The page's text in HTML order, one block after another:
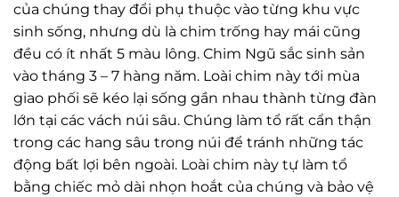
của chúng thay đổi phụ thuộc vào từng khu vực
sinh sống, nhưng dù là chim trống hay mái cũng
đều có ít nhất 5 màu lông. Chim Ngũ sắc sinh sản
vào tháng 3 – 7 hàng năm. Loài chim này tới mùa
giao phối sẽ kéo lại sống gần nhau thành từng đàn
lớn tại các vách núi sâu. Chúng làm tổ rất cẩn thận
trong các hang sâu trong núi để tránh những tác
động bất lợi bên ngoài. Loài chim này tự làm tổ
bằng chiếc mỏ dài nhọn hoắt của chúng và bảo vệ